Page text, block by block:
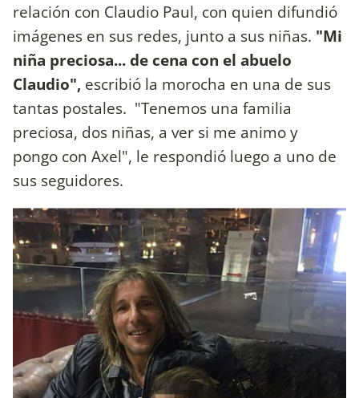
relación con Claudio Paul, con quien difundió
imágenes en sus redes, junto a sus niñas. "Mi
niña preciosa... de cena con el abuelo
Claudio", escribió la morocha en una de sus
tantas postales. "Tenemos una familia
preciosa, dos niñas, a ver si me animo y
pongo con Axel", le respondió luego a uno de
sus seguidores.